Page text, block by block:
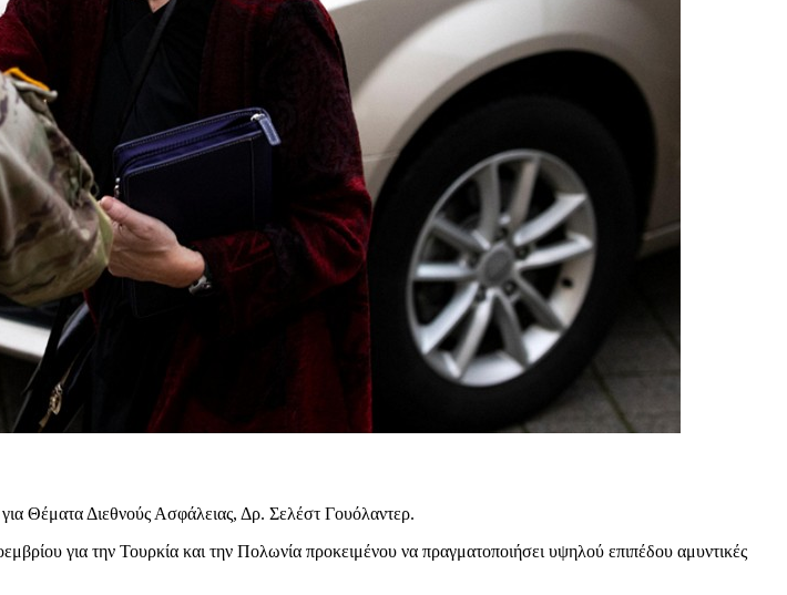
Θέματα Διεθνούς Ασφάλειας, Δρ. Σελέστ Γουόλαντερ.
για την Τουρκία και την Πολωνία προκειμένου να πραγματοποιήσει υψηλού επιπέδου αμυντικές